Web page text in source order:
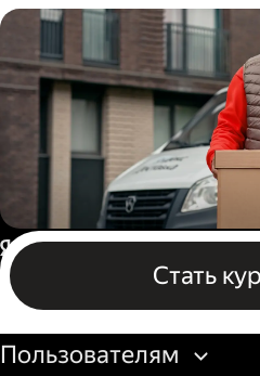
Автокурьер
Водитель
Стать
Бизнесу
Пользователям